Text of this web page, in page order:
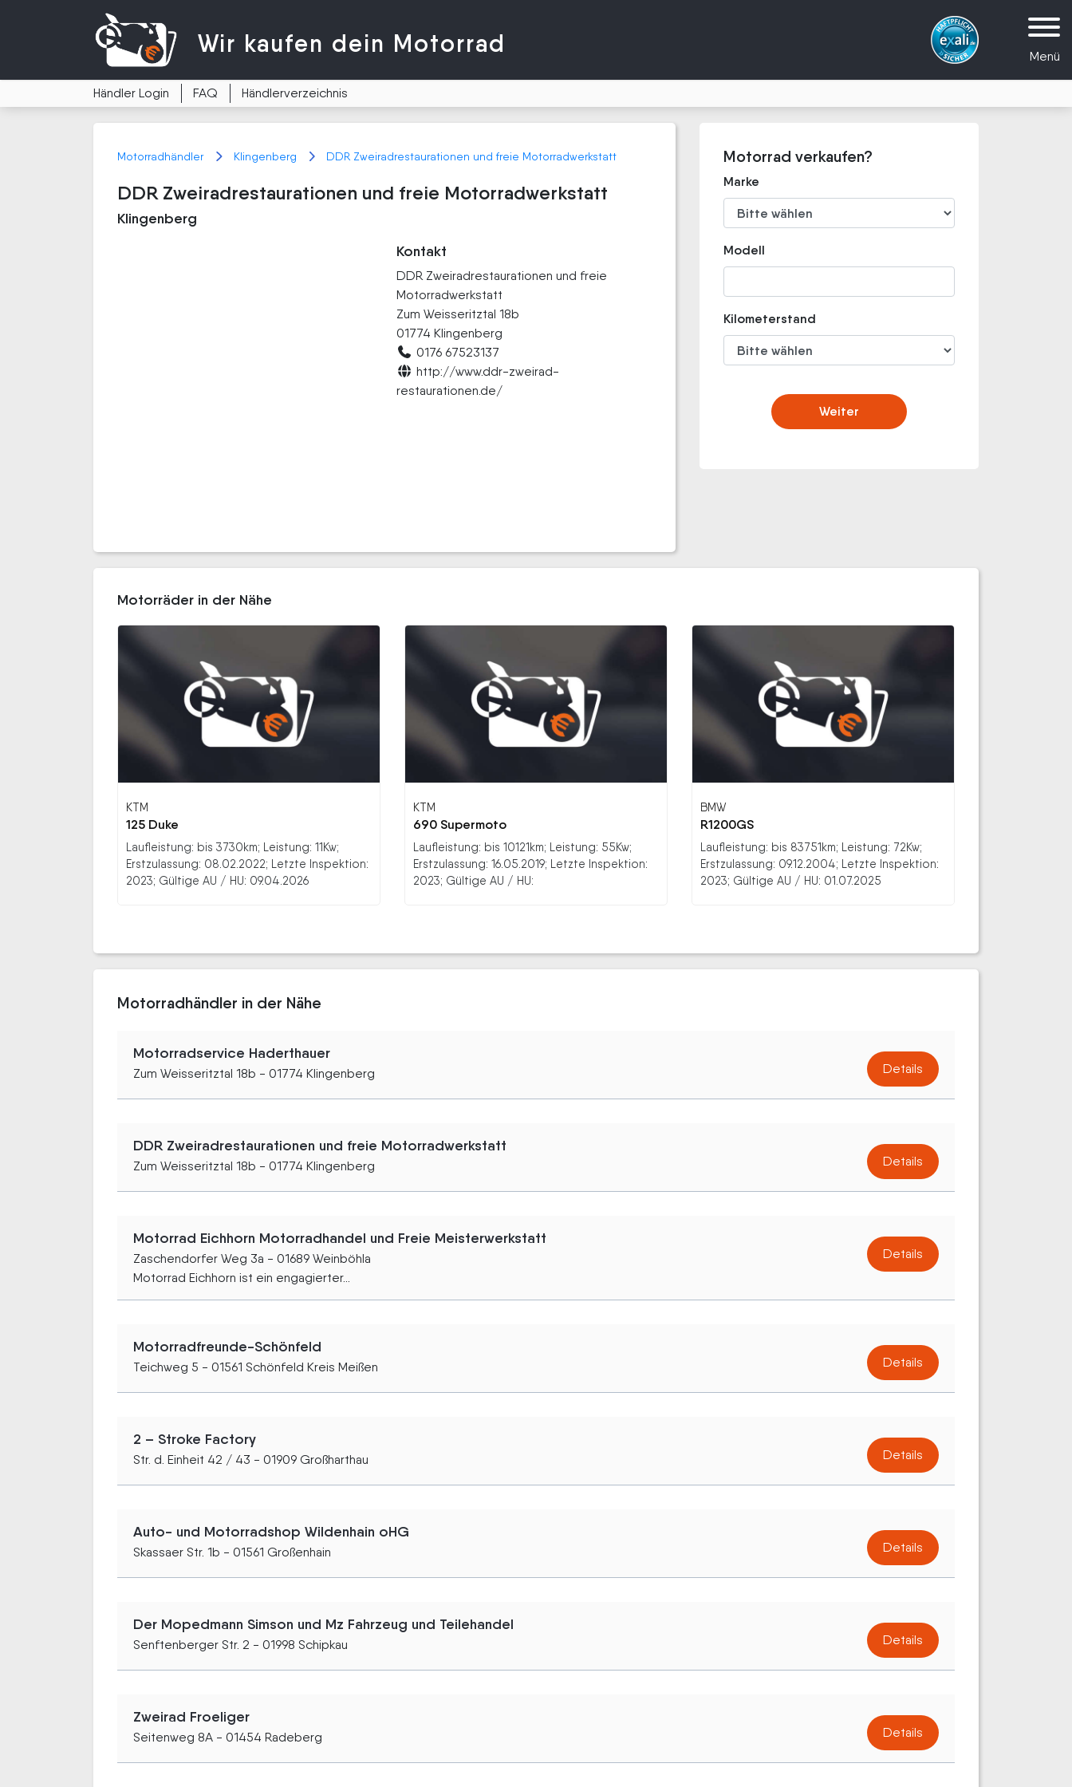
Menü
Wir kaufen dein Motorrad
Händler Login FAQ Händlerverzeichnis
Motorradhändler Klingenberg DDR Zweiradrestaurationen und freie Motorradwerkstatt
DDR Zweiradrestaurationen und freie Motorradwerkstatt
Klingenberg
Kontakt
DDR Zweiradrestaurationen und freie
Motorradwerkstatt
Zum Weisseritztal 18b
01774 Klingenberg
0176 67523137
http://www.ddr-zweirad-
restaurationen.de/
Motorrad verkaufen?
Marke
Modell
Kilometerstand
Weiter
Motorräder in der Nähe
KTM
125 Duke
Laufleistung: bis 3730km; Leistung: 11Kw;
Erstzulassung: 08.02.2022; Letzte Inspektion:
2023; Gültige AU / HU: 09.04.2026
KTM
690 Supermoto
Laufleistung: bis 10121km; Leistung: 55Kw;
Erstzulassung: 16.05.2019; Letzte Inspektion:
2023; Gültige AU / HU:
BMW
R1200GS
Laufleistung: bis 83751km; Leistung: 72Kw;
Erstzulassung: 09.12.2004; Letzte Inspektion:
2023; Gültige AU / HU: 01.07.2025
Motorradhändler in der Nähe
Motorradservice Haderthauer
Zum Weisseritztal 18b - 01774 Klingenberg Details
DDR Zweiradrestaurationen und freie Motorradwerkstatt
Zum Weisseritztal 18b - 01774 Klingenberg Details
Motorrad Eichhorn Motorradhandel und Freie Meisterwerkstatt
Zaschendorfer Weg 3a - 01689 Weinböhla
Motorrad Eichhorn ist ein engagierter...
Details
Motorradfreunde-Schönfeld
Teichweg 5 - 01561 Schönfeld Kreis Meißen Details
2 – Stroke Factory
Str. d. Einheit 42 / 43 - 01909 Großharthau Details
Auto- und Motorradshop Wildenhain oHG
Skassaer Str. 1b - 01561 Großenhain Details
Der Mopedmann Simson und Mz Fahrzeug und Teilehandel
Senftenberger Str. 2 - 01998 Schipkau Details
Zweirad Froeliger
Seitenweg 8A - 01454 Radeberg Details